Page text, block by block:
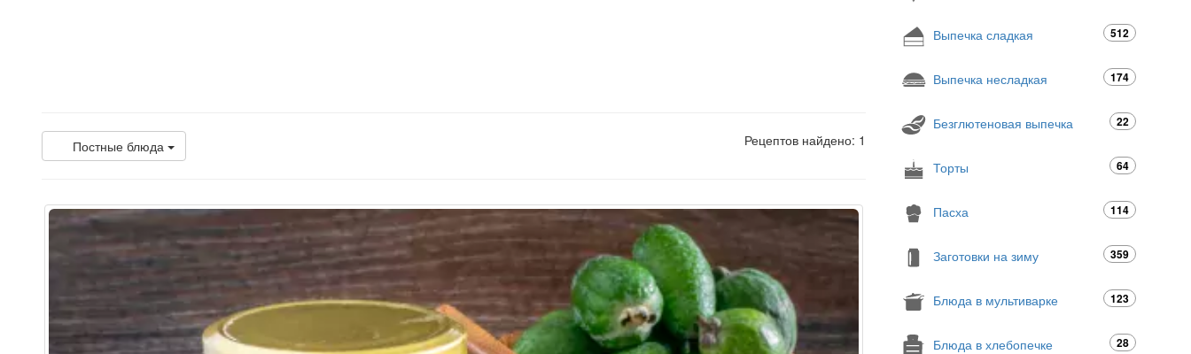
Постные блюда Рецептов найдено: 1
Выпечка сладкая 512
Выпечка несладкая 174
Безглютеновая выпечка 22
Торты 64
Пасха 114
Заготовки на зиму 359
Блюда в мультиварке 123
Блюда в хлебопечке 28